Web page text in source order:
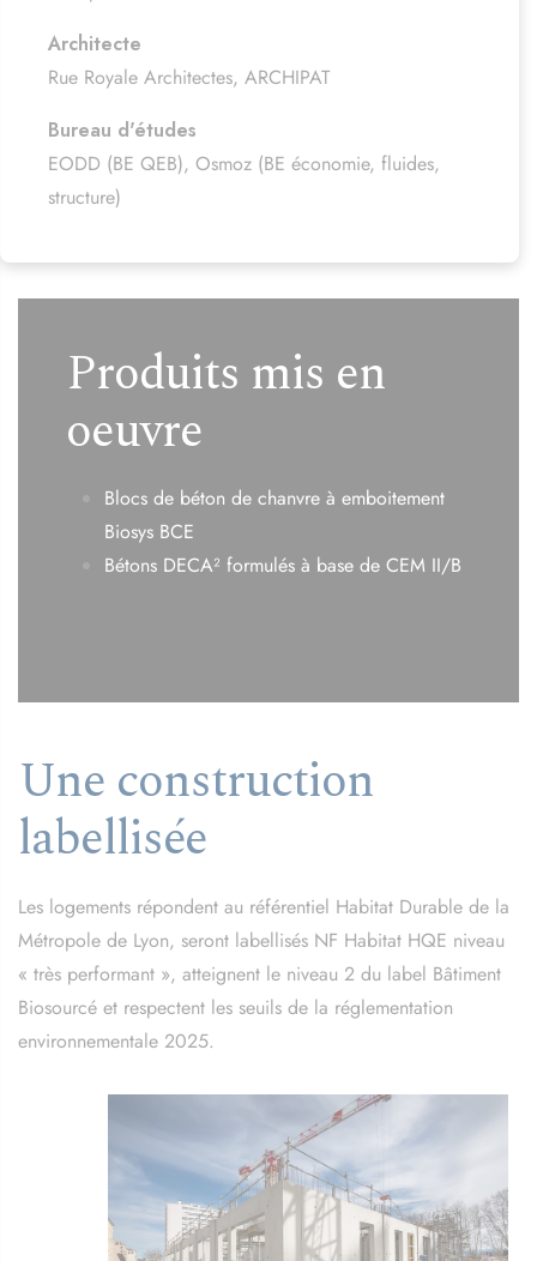
Architecte
Rue Royale Architectes, ARCHIPAT
Bureau d'études
EODD (BE QEB), Osmoz (BE économie, fluides,
structure)
Produits mis en
oeuvre
Blocs de béton de chanvre à emboitement
Biosys BCE
Bétons DECA² formulés à base de CEM II/B
Une construction
labellisée
Les logements répondent au référentiel Habitat Durable de la
Métropole de Lyon, seront labellisés NF Habitat HQE niveau
« très performant », atteignent le niveau 2 du label Bâtiment
Biosourcé et respectent les seuils de la réglementation
environnementale 2025.